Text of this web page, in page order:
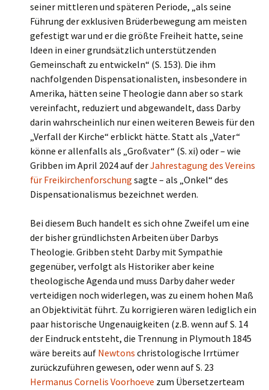
seiner mittleren und späteren Periode, „als seine
Führung der exklusiven Brüderbewegung am meisten
gefestigt war und er die größte Freiheit hatte, seine
Ideen in einer grundsätzlich unterstützenden
Gemeinschaft zu entwickeln“ (S. 153). Die ihm
nachfolgenden Dispensationalisten, insbesondere in
Amerika, hätten seine Theologie dann aber so stark
vereinfacht, reduziert und abgewandelt, dass Darby
darin wahrscheinlich nur einen weiteren Beweis für den
„Verfall der Kirche“ erblickt hätte. Statt als „Vater“
könne er allenfalls als „Großvater“ (S. xi) oder – wie
Gribben im April 2024 auf derJahrestagung des Vereins
für Freikirchenforschung sagte – als „Onkel“ des
Dispensationalismus bezeichnet werden.
Bei diesem Buch handelt es sich ohne Zweifel um eine
der bisher gründlichsten Arbeiten über Darbys
Theologie. Gribben steht Darby mit Sympathie
gegenüber, verfolgt als Historiker aber keine
theologische Agenda und muss Darby daher weder
verteidigen noch widerlegen, was zu einem hohen Maß
an Objektivität führt. Zu korrigieren wären lediglich ein
paar historische Ungenauigkeiten (z.B. wenn auf S. 14
der Eindruck entsteht, die Trennung in Plymouth 1845
wäre bereits auf Newtons christologische Irrtümer
zurückzuführen gewesen, oder wenn auf S. 23
Hermanus Cornelis Voorhoeve zum Übersetzerteam